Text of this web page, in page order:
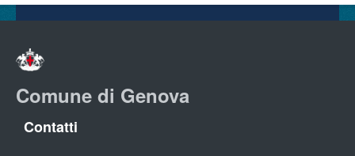
Comune di Genova
Contatti